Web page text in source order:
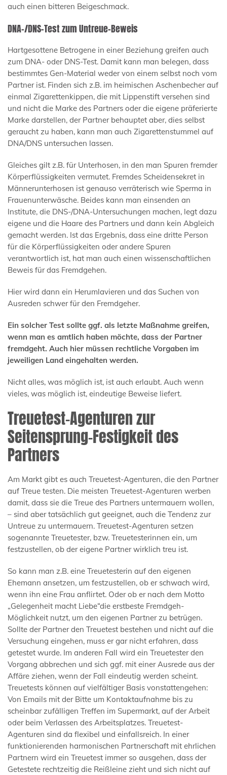
auch einen bitteren Beigeschmack.
DNA-/DNS-Test zum Untreue-Beweis
Hartgesottene Betrogene in einer Beziehung greifen auch
zum DNA- oder DNS-Test. Damit kann man belegen, dass
bestimmtes Gen-Material weder von einem selbst noch vom
Partner ist. Finden sich z.B. im heimischen Aschenbecher auf
einmal Zigarettenkippen, die mit Lippenstift versehen sind
und nicht die Marke des Partners oder die eigene präferierte
Marke darstellen, der Partner behauptet aber, dies selbst
geraucht zu haben, kann man auch Zigarettenstummel auf
DNA/DNS untersuchen lassen.
Gleiches gilt z.B. für Unterhosen, in den man Spuren fremder
Körperflüssigkeiten vermutet. Fremdes Scheidensekret in
Männerunterhosen ist genauso verräterisch wie Sperma in
Frauenunterwäsche. Beides kann man einsenden an
Institute, die DNS-/DNA-Untersuchungen machen, legt dazu
eigene und die Haare des Partners und dann kein Abgleich
gemacht werden. Ist das Ergebnis, dass eine dritte Person
für die Körperflüssigkeiten oder andere Spuren
verantwortlich ist, hat man auch einen wissenschaftlichen
Beweis für das Fremdgehen.
Hier wird dann ein Herumlavieren und das Suchen von
Ausreden schwer für den Fremdgeher.
Ein solcher Test sollte ggf. als letzte Maßnahme greifen,
wenn man es amtlich haben möchte, dass der Partner
fremdgeht. Auch hier müssen rechtliche Vorgaben im
jeweiligen Land eingehalten werden.
Nicht alles, was möglich ist, ist auch erlaubt. Auch wenn
vieles, was möglich ist, eindeutige Beweise liefert.
Treuetest-Agenturen zur
Seitensprung-Festigkeit des
Partners
Am Markt gibt es auch Treuetest-Agenturen, die den Partner
auf Treue testen. Die meisten Treuetest-Agenturen werben
damit, dass sie die Treue des Partners untermauern wollen,
– sind aber tatsächlich gut geeignet, auch die Tendenz zur
Untreue zu untermauern. Treuetest-Agenturen setzen
sogenannte Treuetester, bzw. Treuetesterinnen ein, um
festzustellen, ob der eigene Partner wirklich treu ist.
So kann man z.B. eine Treuetesterin auf den eigenen
Ehemann ansetzen, um festzustellen, ob er schwach wird,
wenn ihn eine Frau anflirtet. Oder ob er nach dem Motto
„Gelegenheit macht Liebe“die erstbeste Fremdgeh-
Möglichkeit nutzt, um den eigenen Partner zu betrügen.
Sollte der Partner den Treuetest bestehen und nicht auf die
Versuchung eingehen, muss er gar nicht erfahren, dass
getestet wurde. Im anderen Fall wird ein Treuetester den
Vorgang abbrechen und sich ggf. mit einer Ausrede aus der
Affäre ziehen, wenn der Fall eindeutig werden scheint.
Treuetests können auf vielfältiger Basis vonstattengehen:
Von Emails mit der Bitte um Kontaktaufnahme bis zu
scheinbar zufälligen Treffen im Supermarkt, auf der Arbeit
oder beim Verlassen des Arbeitsplatzes. Treuetest-
Agenturen sind da flexibel und einfallsreich. In einer
funktionierenden harmonischen Partnerschaft mit ehrlichen
Partnern wird ein Treuetest immer so ausgehen, dass der
Getestete rechtzeitig die Reißleine zieht und sich nicht auf